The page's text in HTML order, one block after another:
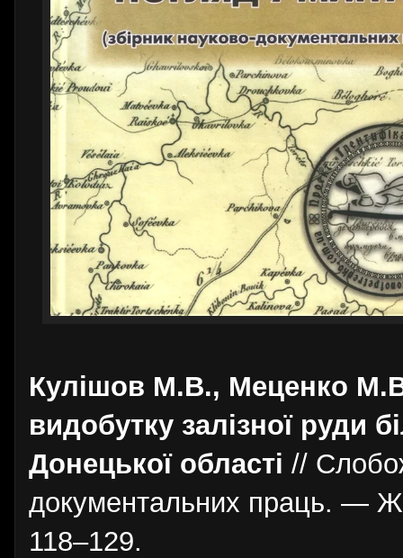
Кулішов М.В., Меценко
видобутку залізної руди
Донецької області //
документальних праць. —
118–129.